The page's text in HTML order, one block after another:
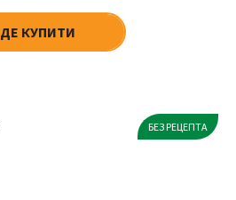
ДЕ КУПИТИ
БЕЗ РЕЦЕПТА